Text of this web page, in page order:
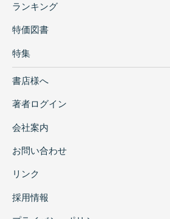
ランキング
特価図書
特集
書店様へ
著者ログイン
会社案内
お問い合わせ
リンク
採用情報